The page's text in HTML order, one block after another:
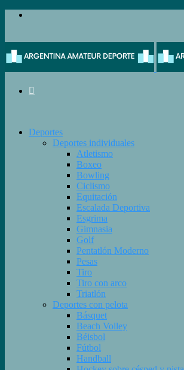
Deportes
Deportes individuales
Atletismo
Boxeo
Bowling
Ciclismo
Equitación
Escalada Deportiva
Esgrima
Gimnasia
Golf
Pentatlón Moderno
Pesas
Tiro
Tiro con arco
Triatlón
Deportes con pelota
Básquet
Beach Volley
Béisbol
Fútbol
Handball